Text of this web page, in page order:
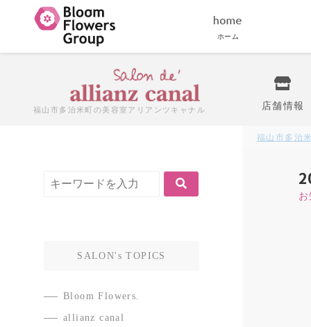
ホーム
福山市多治米町の美容室 アリアンツキャナル 店舗情報
福山市多治
SALON's TOPICS
Bloom Flowers.
allianz canal